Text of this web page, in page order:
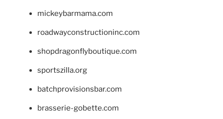
mickeybarmama.com
roadwayconstructioninc.com
shopdragonflyboutique.com
sportszilla.org
batchprovisionsbar.com
brasserie-gobette.com